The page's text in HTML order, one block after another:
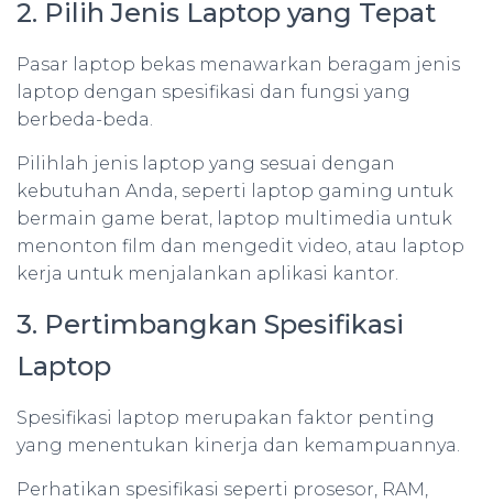
2. Pilih Jenis Laptop yang Tepat
Pasar laptop bekas menawarkan beragam jenis
laptop dengan spesifikasi dan fungsi yang
berbeda-beda.
Pilihlah jenis laptop yang sesuai dengan
kebutuhan Anda, seperti laptop gaming untuk
bermain game berat, laptop multimedia untuk
menonton film dan mengedit video, atau laptop
kerja untuk menjalankan aplikasi kantor.
3. Pertimbangkan Spesifikasi
Laptop
Spesifikasi laptop merupakan faktor penting
yang menentukan kinerja dan kemampuannya.
Perhatikan spesifikasi seperti prosesor, RAM,